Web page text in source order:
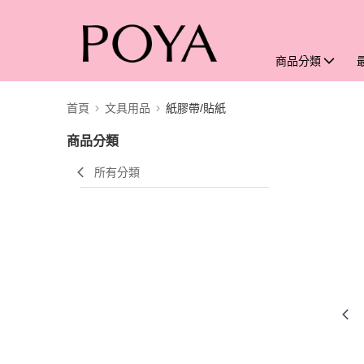
商品分類
首頁 文具用品 紙膠帶/貼紙
商品分類
所有分類